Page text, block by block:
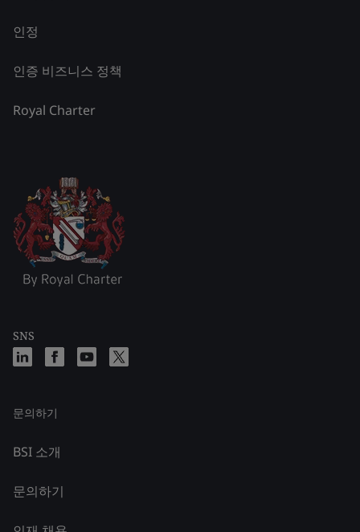
인정
인증 비즈니스 정책
Royal Charter
SNS
문의하기
BSI 소개
문의하기